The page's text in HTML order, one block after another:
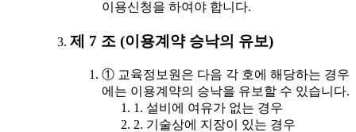
이용신청을 하여야 합니다.
제 7 조 (이용계약 승낙의 유보)
① 교육정보원은 다음 각 호에 해당하는 경우
에는 이용계약의 승낙을 유보할 수 있습니다.
1. 설비에 여유가 없는 경우
2. 기술상에 지장이 있는 경우